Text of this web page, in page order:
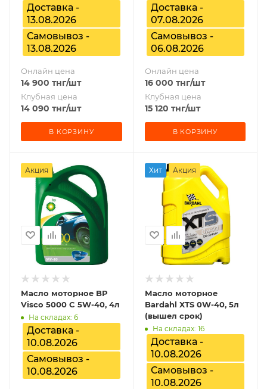
Доставка -
13.08.2026
Самовывоз -
13.08.2026
Онлайн цена
14 900 тнг/шт
Клубная цена
14 090 тнг/шт
В КОРЗИНУ
Доставка -
07.08.2026
Самовывоз -
06.08.2026
Онлайн цена
16 000 тнг/шт
Клубная цена
15 120 тнг/шт
В КОРЗИНУ
Акция
Масло моторное BP
Visco 5000 C 5W-40, 4л
На складах: 6
Доставка -
10.08.2026
Самовывоз -
10.08.2026
Хит Акция
Масло моторное
Bardahl XTS 0W-40, 5л
(вышел срок)
На складах: 16
Доставка -
10.08.2026
Самовывоз -
10.08.2026